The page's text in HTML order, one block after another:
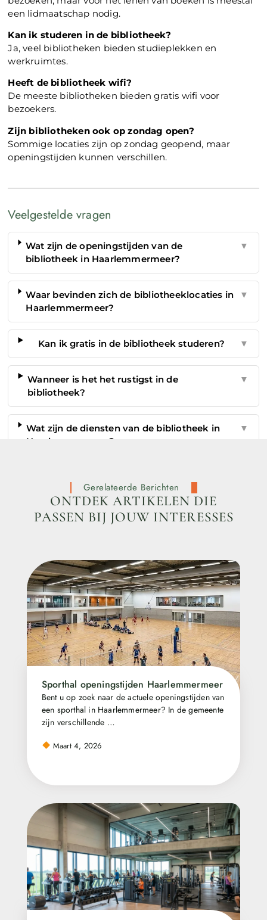
een lidmaatschap nodig.
Kan ik studeren in de bibliotheek?
Ja, veel bibliotheken bieden studieplekken en
werkruimtes.
Heeft de bibliotheek wifi?
De meeste bibliotheken bieden gratis wifi voor
bezoekers.
Zijn bibliotheken ook op zondag open?
Sommige locaties zijn op zondag geopend, maar
openingstijden kunnen verschillen.
Veelgestelde vragen
Wat zijn de openingstijden van de
bibliotheek in Haarlemmermeer?
▼
Waar bevinden zich de bibliotheeklocaties in
Haarlemmermeer?
▼
Kan ik gratis in de bibliotheek studeren? ▼
Wanneer is het het rustigst in de
bibliotheek?
▼
Wat zijn de diensten van de bibliotheek in
Haarlemmermeer?
▼
Gerelateerde Berichten
ONTDEK ARTIKELEN DIE
PASSEN BIJ JOUW INTERESSES
Sporthal openingstijden Haarlemmermeer
Bent u op zoek naar de actuele openingstijden van
een sporthal in Haarlemmermeer? In de gemeente
zijn verschillende …
Maart 4, 2026